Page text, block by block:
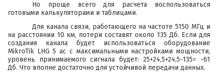
Но проще всего для расчета воспользоваться
готовыми калькуляторами и таблицами.
Для канала связи, работающего на частоте 5150 МГц и
на расстоянии 10 км, потери составят около 135 Дб. Если для
создания канала будет использоваться оборудование
MikroTik LHG 5 ac с максимальными настройками мощности,
уровень принимаемого сигнала будет: 25+24,5+24,5-135= -61
Дб. Что вполне достаточно для устойчивой передачи данных.